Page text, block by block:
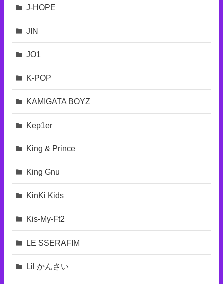
J-HOPE
JIN
JO1
K-POP
KAMIGATA BOYZ
Kep1er
King & Prince
King Gnu
KinKi Kids
Kis-My-Ft2
LE SSERAFIM
Lil かんさい